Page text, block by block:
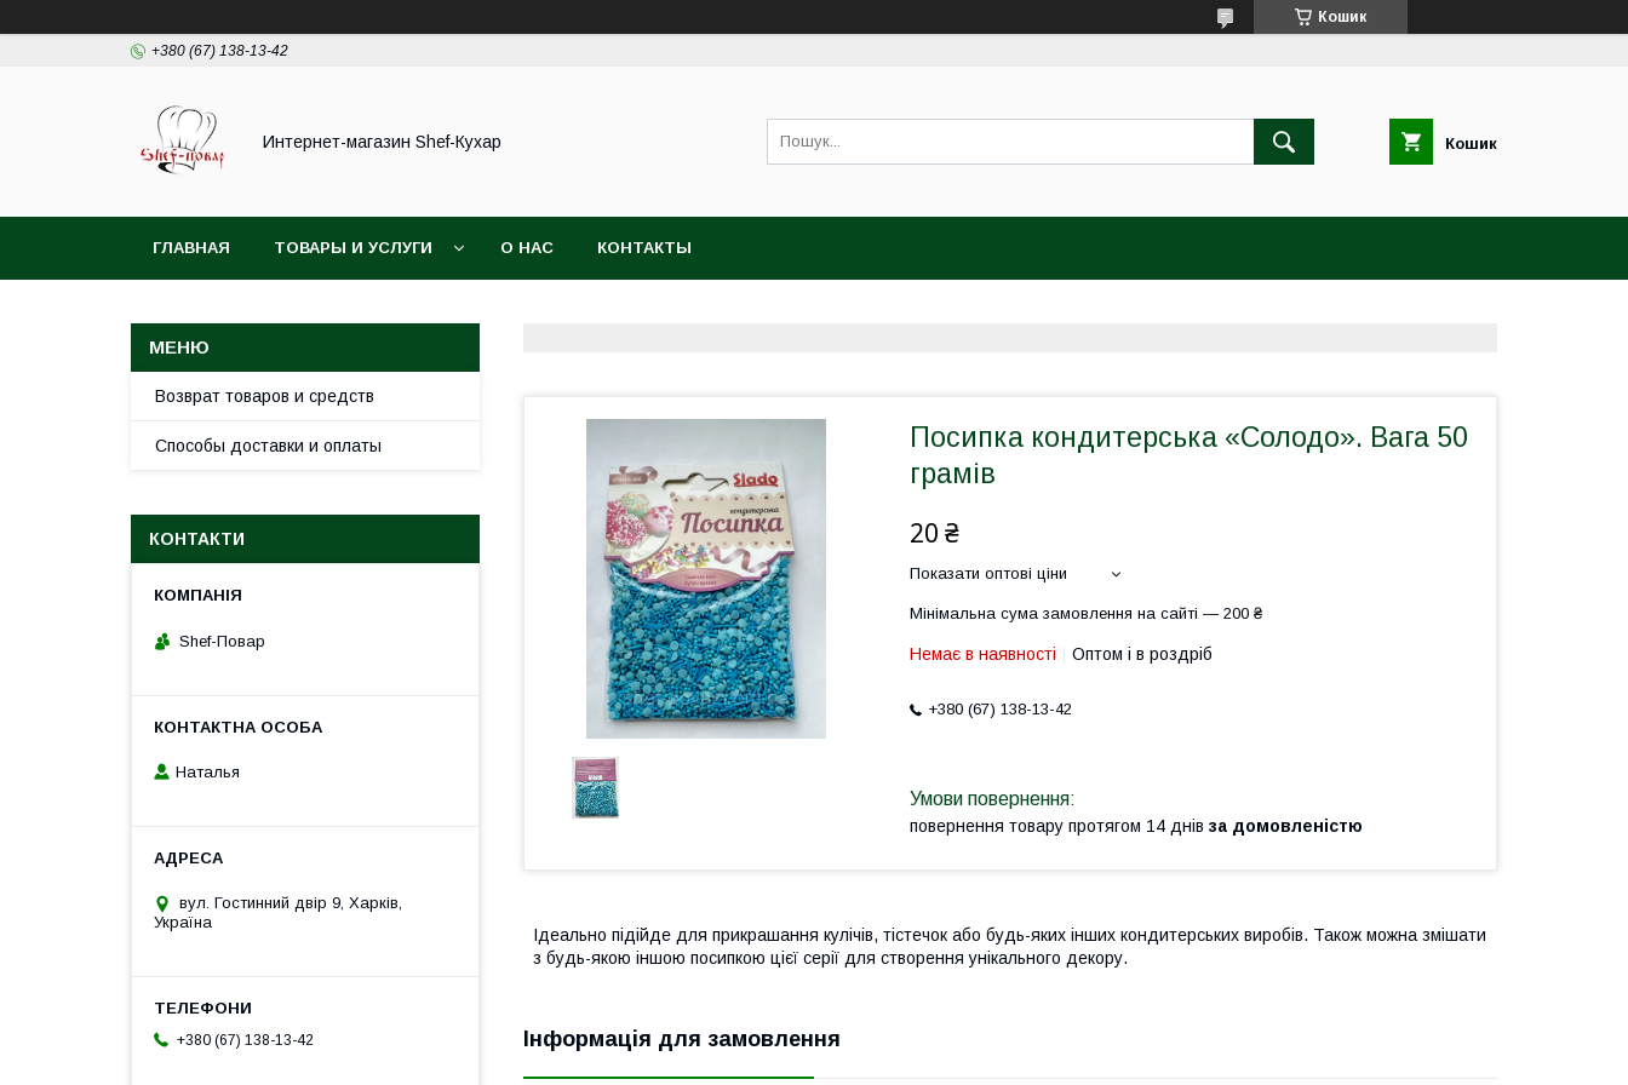
Кошик
+380 (67) 138-13-42
Интернет-магазин Shef-Кухар Кошик
ГЛАВНАЯ ТОВАРЫ И УСЛУГИ О НАС КОНТАКТЫ
Посипка кондитерська «Солодо». Вага 50
грамів
20 ₴
Показати оптові ціни
Мінімальна сума замовлення на сайті — 200 ₴
Немає в наявності Оптом і в роздріб
+380 (67) 138-13-42
повернення товару протягом 14 днів за домовленістю
Ідеально підійде для прикрашання кулічів, тістечок або будь-яких інших кондитерських виробів. Також можна змішати
з будь-якою іншою посипкою цієї серії для створення унікального декору.
Інформація для замовлення
Возврат товаров и средств
Способы доставки и оплаты
КОНТАКТИ
Shef-Повар
Наталья
вул. Гостинний двір 9, Харків,
Україна
+380 (67) 138-13-42